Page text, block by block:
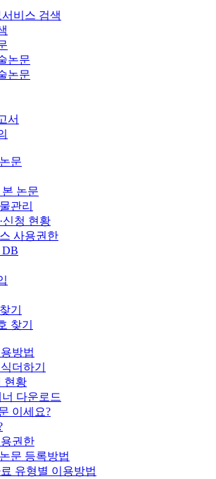
비스 검색
논문
논문
서
문
논문
관리
신청 현황
사용권한
DB
기
찾기
방법
더하기
현황
다운로드
이세요?
권한
문 등록방법
유형별 이용방법